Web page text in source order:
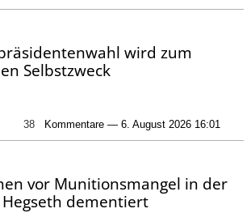
wird zum
Selbstzweck
38 Kommentare — 6. August 2026 16:01
vor Munitionsmangel in der
Hegseth dementiert